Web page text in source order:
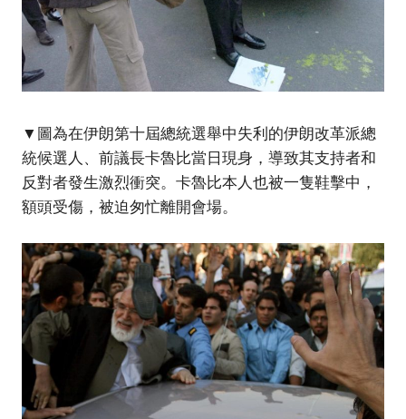
▼圖為在伊朗第十屆總統選舉中失利的伊朗改革派總
統候選人、前議長卡魯比當日現身，導致其支持者和
反對者發生激烈衝突。卡魯比本人也被一隻鞋擊中，
額頭受傷，被迫匆忙離開會場。